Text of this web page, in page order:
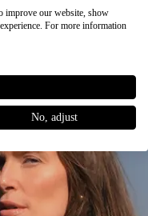
Japan RE lite
improve our website, show
For more information
No, adjust